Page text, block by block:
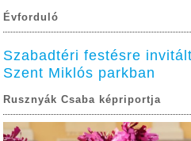
Évforduló
Szabadtéri festésre
Szent Miklós parkban
Rusznyák Csaba képriportja